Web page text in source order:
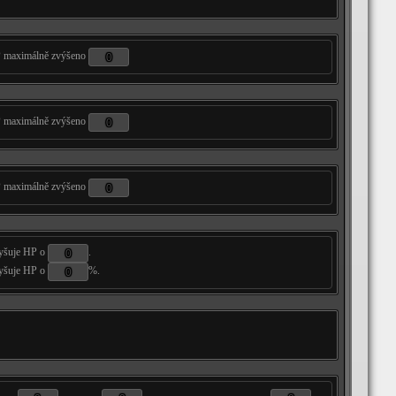
maximálně zvýšeno
maximálně zvýšeno
maximálně zvýšeno
HP o
.
HP o
%.